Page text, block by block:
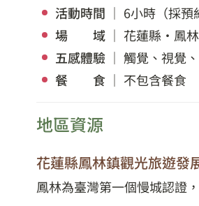
活動時間 ｜ 6小時（採
場 域 ｜ 花蓮縣・鳳
五感體驗 ｜ 觸覺、視覺
餐 食 ｜ 不包含餐食
地區資源
花蓮縣鳳林鎮觀光旅遊發
鳳林為臺灣第一個慢城認證